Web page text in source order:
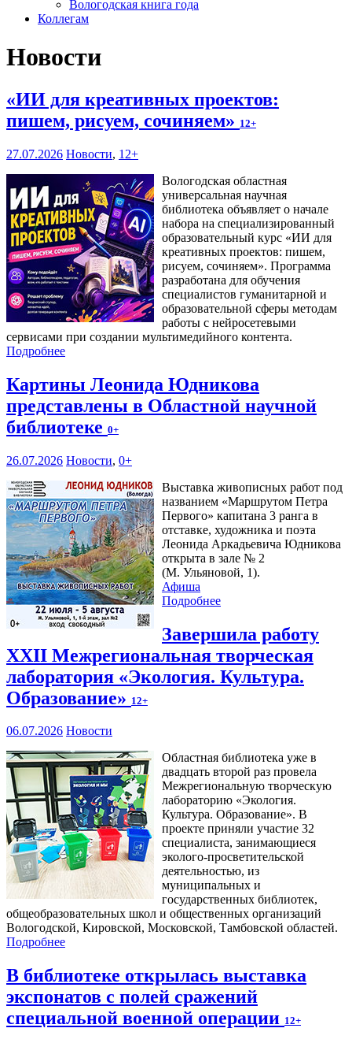
Вологодская книга года
Коллегам
Новости
«ИИ для креативных проектов:
пишем, рисуем, сочиняем» 12+
27.07.2026 Новости, 12+
Вологодская областная
универсальная научная
библиотека объявляет о начале
набора на специализированный
образовательный курс «ИИ для
креативных проектов: пишем,
рисуем, сочиняем». Программа
разработана для обучения
специалистов гуманитарной и
образовательной сферы методам
работы с нейросетевыми
сервисами при создании мультимедийного контента.
Подробнее
Картины Леонида Юдникова
представлены в Областной научной
библиотеке 0+
26.07.2026 Новости, 0+
Выставка живописных работ под
названием «Маршрутом Петра
Первого» капитана 3 ранга в
отставке, художника и поэта
Леонида Аркадьевича Юдникова
открыта в зале № 2
(М. Ульяновой, 1).
Афиша
Подробнее
Завершила работу
XXII Межрегиональная творческая
лаборатория «Экология. Культура.
Образование» 12+
06.07.2026 Новости
Областная библиотека уже в
двадцать второй раз провела
Межрегиональную творческую
лабораторию «Экология.
Культура. Образование». В
проекте приняли участие 32
специалиста, занимающиеся
эколого-просветительской
деятельностью, из
муниципальных и
государственных библиотек,
общеобразовательных школ и общественных организаций
Вологодской, Кировской, Московской, Тамбовской областей.
Подробнее
В библиотеке открылась выставка
экспонатов с полей сражений
специальной военной операции 12+